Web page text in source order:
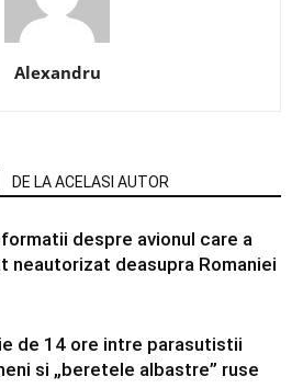
Alexandru
DE LA ACELASI AUTOR
despre avionul care a
neautorizat deasupra Romaniei
de 14 ore intre parasutistii
si „beretele albastre” ruse